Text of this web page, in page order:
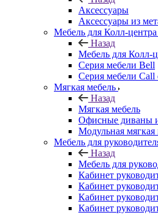
Аксессуары
Аксессуары из
Мебель для Колл-центра
Назад
Мебель для Колл-
Серия мебели Bell
Серия мебели Call
Мягкая мебель
Назад
Мягкая мебель
Офисные диваны
Модульная мягкая
Мебель для
Назад
Мебель для
Кабинет
Кабинет
Кабинет
Кабинет